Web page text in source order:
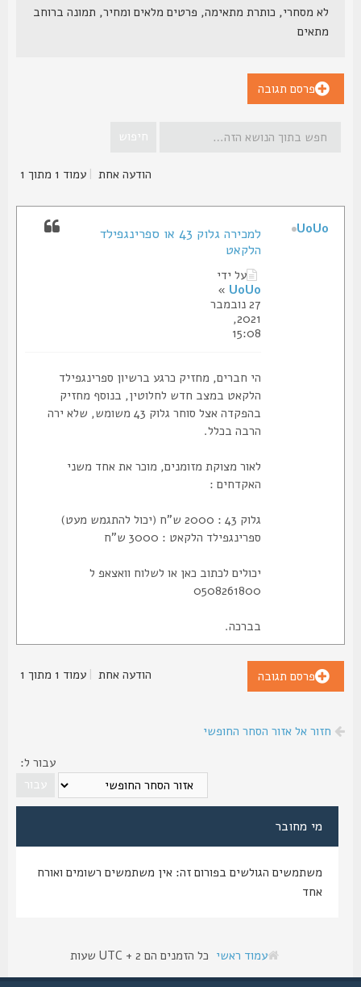
לא מסחרי, כותרת מתאימה, פרטים מלאים ומחיר, תמונה ברוחב
מתאים
פרסם תגובה
הודעה אחת |עמוד1מתוך1
למכירה גלוק 43 או ספרינגפילד
הלקאט
על ידי
UoUo
»
27 נובמבר
2021,
15:08
הי חברים, מחזיק כרגע ברשיון ספרינגפילד
הלקאט במצב חדש לחלוטין, בנוסף מחזיק
בהפקדה אצל סוחר גלוק 43 משומש, שלא ירה
הרבה בכלל.
לאור מצוקת מזומנים, מוכר את אחד משני
האקדחים :
ספרינגפילד הלקאט : 3000 ש"ח
יכולים לכתוב כאן או לשלוח וואצאפ ל
0508261800
בברכה.
UoUo
פרסם תגובה הודעה אחת |עמוד1מתוך1
חזור אל אזור הסחר החופשי
עבור ל:
מי מחובר
משתמשים הגולשים בפורום זה: אין משתמשים רשומים ואורח
עמוד ראשי כל הזמנים הם UTC + 2 שעות